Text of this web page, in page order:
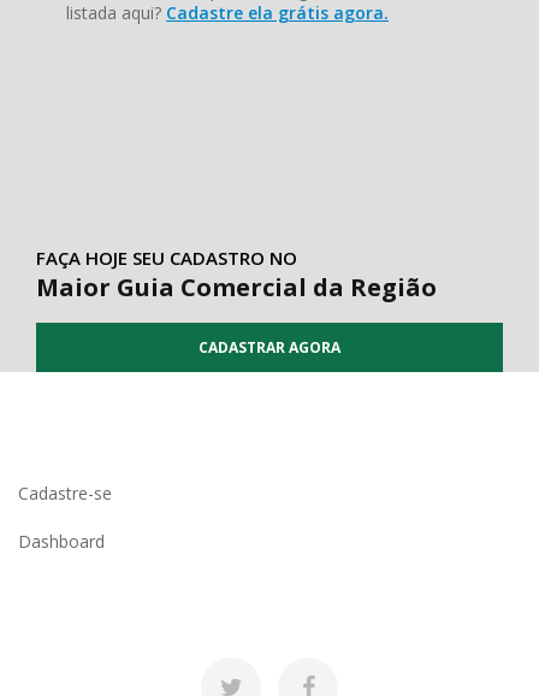
listada aqui? Cadastre ela grátis agora.
FAÇA HOJE SEU CADASTRO NO
Maior Guia Comercial da Região
CADASTRAR AGORA
Cadastre-se
Dashboard